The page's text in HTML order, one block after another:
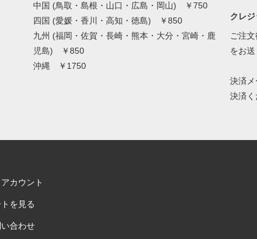
中国 (鳥取・島根・山口・広島・岡山) ￥750
四国 (愛媛・香川・高知・徳島) ￥850
九州 (福岡・佐賀・長崎・熊本・大分・宮崎・鹿
児島) ￥850
沖縄 ￥1750
クレジ
ご注
をお送
決済
決済く
カウント
を見る
合わせ